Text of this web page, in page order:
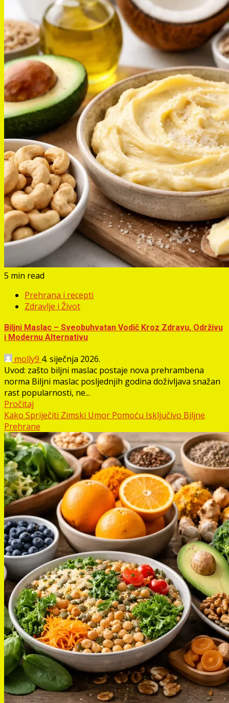
5 min read
Prehrana i recepti
Zdravlje i Život
Biljni Maslac – Sveobuhvatan Vodič Kroz Zdravu, Održivu
i Modernu Alternativu
molly9 4. siječnja 2026.
Uvod: zašto biljni maslac postaje nova prehrambena
norma Biljni maslac posljednjih godina doživljava snažan
rast popularnosti, ne...
Pročitaj
Kako Spriječiti Zimski Umor Pomoću Isključivo Biljne
Prehrane